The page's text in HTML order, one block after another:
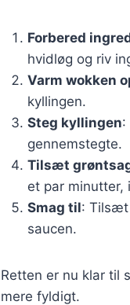
Forbered
hvidløg og riv
Varm wokken
kyllingen.
Steg kyllingen:
gennemstegte.
Tilsæt
et par minutter,
Smag til: Tilsæt
saucen.
Retten er nu klar til
mere fyldigt.